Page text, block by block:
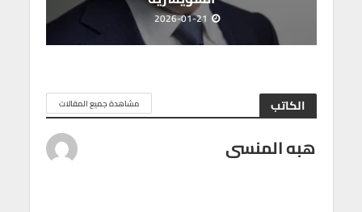
2026-01-21
الكاتب مشاهدة جميع المقالات
هبه المنسى